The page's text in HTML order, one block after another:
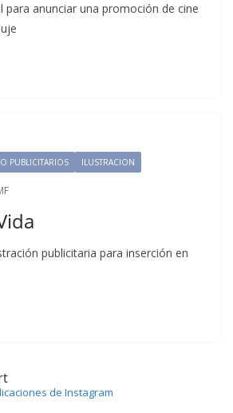
para anunciar una promoción de cine
PUBLICITARIOS ILUSTRACION
publicitaria para inserción en
de Instagram